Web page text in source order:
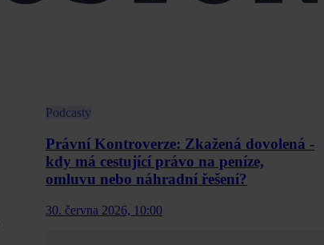
Podcasty
Právní Kontroverze: Zkažená dovolená -
kdy má cestující právo na peníze,
omluvu nebo náhradní řešení?
30. června 2026, 10:00